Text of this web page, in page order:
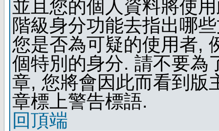
並且您的個人資料將使
階級身分功能去指出哪
您是否為可疑的使用者,
個特別的身分. 請不要為
章, 您將會因此而看到版
章標上警告標語.
回頂端